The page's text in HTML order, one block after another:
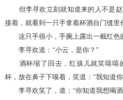
但李寻欢立刻就知道来的人不是赵
接着，就看到一只手拿着杯酒自门缝里
这只手很小，手腕上露出一截红色
李寻欢道：“小云，是你？”
酒杯缩了回去，红孩儿就笑嘻嘻
杯，放在鼻子下嗅着，笑道：“我知道
李寻欢笑了，道：“你知道我想喝酒